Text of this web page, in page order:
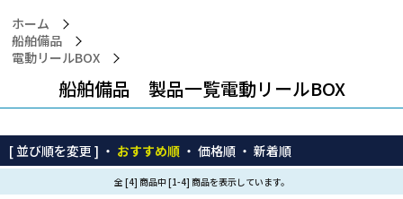
ホーム
船舶備品
電動リールBOX
船舶備品 製品一覧電動リールBOX
[ 並び順を変更 ] ・ おすすめ順 ・ 価格順 ・ 新着順
全 [4] 商品中 [1-4] 商品を表示しています。